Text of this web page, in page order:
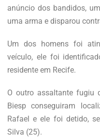
anúncio dos bandidos,
uma arma e disparou
Um dos homens foi
veículo, ele foi
residente em Recife.
O outro assaltante fugiu
Biesp conseguiram
Rafael e ele foi detido,
Silva (25).